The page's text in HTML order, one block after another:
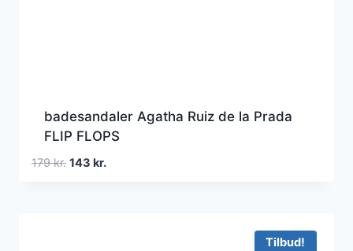
badesandaler Agatha Ruiz de la Prada
FLIP FLOPS
179kr. Den
143 kr.
Tilbud!